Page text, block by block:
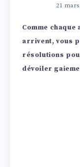
21 mars
Comme chaque
arrivent, vous
résolutions
dévoiler